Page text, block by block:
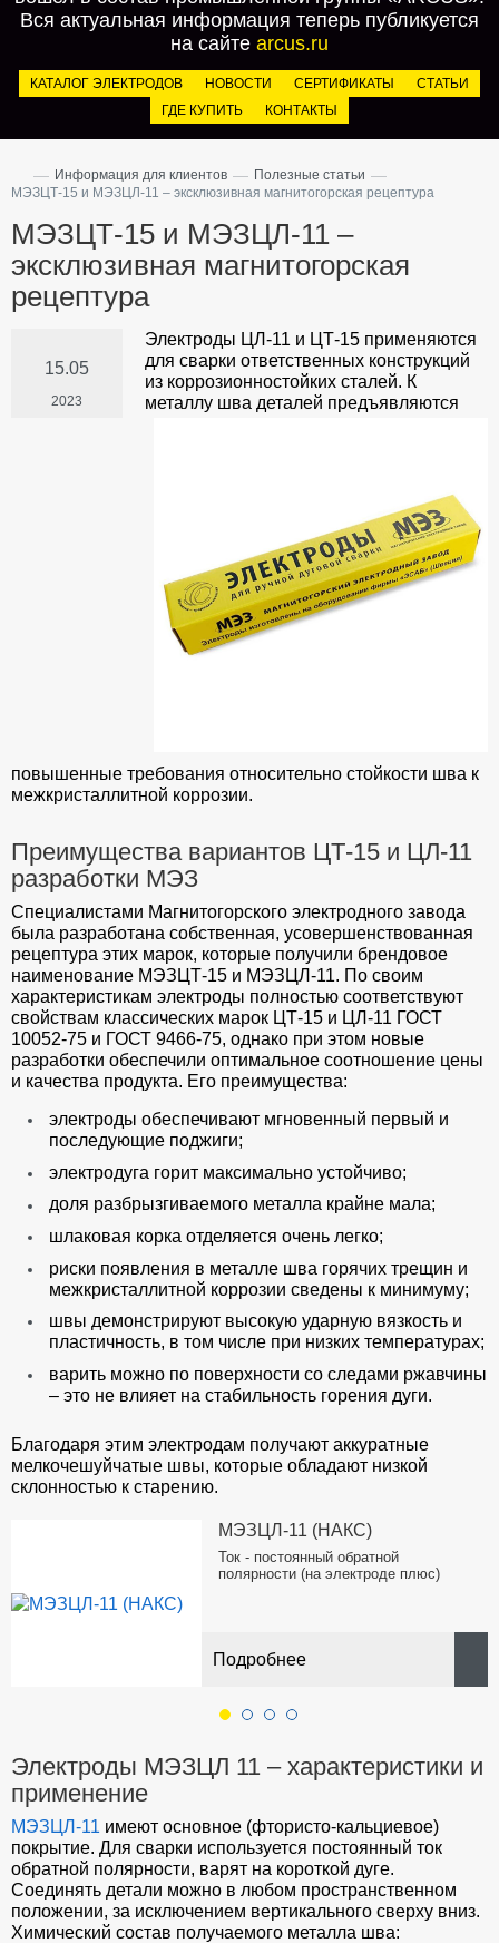
Вся актуальная информация теперь публикуется
на сайте arcus.ru
КАТАЛОГ ЭЛЕКТРОДОВ НОВОСТИ СЕРТИФИКАТЫ
СТАТЬИ
ГДЕ КУПИТЬ
КОНТАКТЫ
— Информация для клиентов — Полезные статьи —
МЭЗЦТ-15 и МЭЗЦЛ-11 – эксклюзивная магнитогорская рецептура
МЭЗЦТ-15 и МЭЗЦЛ-11 –
эксклюзивная магнитогорская
рецептура
15.05
2023
Электроды ЦЛ-11 и ЦТ-15 применяются
для сварки ответственных конструкций
из коррозионностойких сталей. К
металлу шва деталей предъявляются
повышенные требования относительно стойкости шва к
межкристаллитной коррозии.
Преимущества вариантов ЦТ-15 и ЦЛ-11
разработки МЭЗ
Специалистами Магнитогорского электродного завода
была разработана собственная, усовершенствованная
рецептура этих марок, которые получили брендовое
наименование МЭЗЦТ-15 и МЭЗЦЛ-11. По своим
характеристикам электроды полностью соответствуют
свойствам классических марок ЦТ-15 и ЦЛ-11 ГОСТ
10052-75 и ГОСТ 9466-75, однако при этом новые
разработки обеспечили оптимальное соотношение цены
и качества продукта. Его преимущества:
электроды обеспечивают мгновенный первый и
последующие поджиги;
электродуга горит максимально устойчиво;
доля разбрызгиваемого металла крайне мала;
шлаковая корка отделяется очень легко;
риски появления в металле шва горячих трещин и
межкристаллитной коррозии сведены к минимуму;
швы демонстрируют высокую ударную вязкость и
пластичность, в том числе при низких температурах;
варить можно по поверхности со следами ржавчины
– это не влияет на стабильность горения дуги.
Благодаря этим электродам получают аккуратные
мелкочешуйчатые швы, которые обладают низкой
склонностью к старению.
МЭЗЦЛ-11 (НАКС)
Ток - постоянный обратной
полярности (на электроде плюс)
Подробнее
Электроды МЭЗЦЛ 11 – характеристики и
применение
МЭЗЦЛ-11 имеют основное (фтористо-кальциевое)
покрытие. Для сварки используется постоянный ток
обратной полярности, варят на короткой дуге.
Соединять детали можно в любом пространственном
положении, за исключением вертикального сверху вниз.
Химический состав получаемого металла шва: